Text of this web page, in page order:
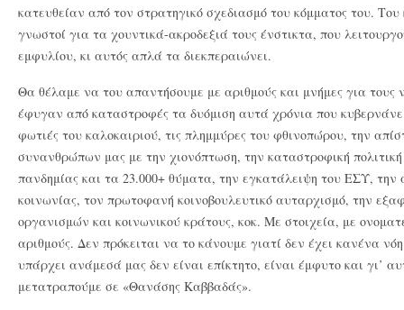
κατευθείαν από τον στρατηγικό σχεδιασμό του κόμματος του.
γνωστοί για τα χουντικά-ακροδεξιά τους ένστικτα, που
εμφυλίου, κι αυτός απλά τα διεκπεραιώνει.
Θα θέλαμε να του απαντήσουμε με αριθμούς και μνήμες για τους
έφυγαν από καταστροφές τα δυόμιση αυτά χρόνια που
φωτιές του καλοκαιριού, τις πλημμύρες του φθινοπώρου, την
συνανθρώπων μας με την χιονόπτωση, την καταστροφική
πανδημίας και τα 23.000+ θύματα, την εγκατάλειψη του ΕΣΥ, την
κοινωνίας, τον πρωτοφανή κοινοβουλευτικό αυταρχισμό, την
οργανισμών και κοινωνικού κράτους, κοκ. Με στοιχεία, με
αριθμούς. Δεν πρόκειται να το κάνουμε γιατί δεν έχει κανένα
υπάρχει ανάμεσά μας δεν είναι επίκτητο, είναι έμφυτο και γι’
μετατραπούμε σε «Θανάσης Καββαδάς».